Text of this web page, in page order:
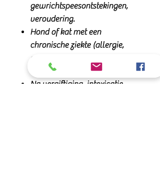
gewrichtspeesontstekingen,
veroudering.
Hond of kat met een
chronische ziekte (allergie,
astma, artrose, diabetes,
insufficiëntie, etc.)
Na vergiftiging, intoxicatie